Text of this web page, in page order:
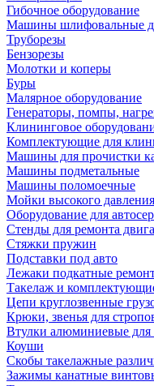
Гибочное оборудование
Машины шлифовальные
Труборезы
Бензорезы
Молотки и коперы
Буры
Малярное оборудование
Генераторы, помпы,
Клининговое
Комплектующие для
Машины для прочистки
Машины подметальные
Машины поломоечные
Мойки высокого давления
Оборудование для
Стенды для ремонта
Стяжки пружин
Подставки под авто
Лежаки подкатные
Такелаж и
Цепи круглозвенные
Крюки, звенья для
Втулки алюминиевые для
Коуши
Скобы такелажные
Зажимы канатные